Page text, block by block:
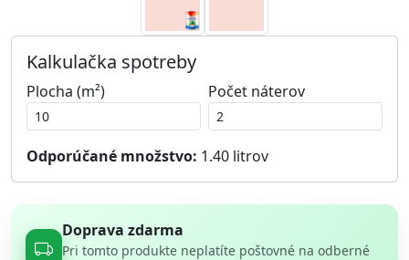
Kalkulačka spotreby
Plocha (m²) Počet náterov
Odporúčané množstvo: 1.40 litrov
Doprava zdarma
Pri tomto produkte neplatíte poštovné na odberné